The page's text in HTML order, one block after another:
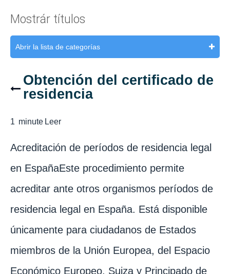
Mostrár títulos
Abrir la lista de categorías
Obtención del certificado de
residencia
1 minute Leer
Acreditación de períodos de residencia legal
en EspañaEste procedimiento permite
acreditar ante otros organismos períodos de
residencia legal en España. Está disponible
únicamente para ciudadanos de Estados
miembros de la Unión Europea, del Espacio
Económico Europeo, Suiza y Principado de